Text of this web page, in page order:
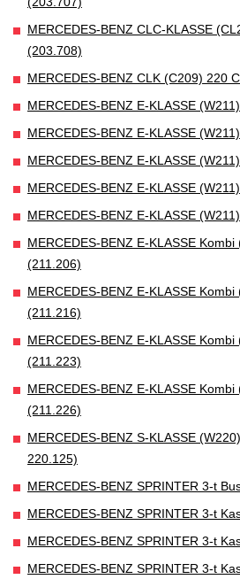
MERCEDES-BENZ CLC-KLASSE
(203.708)
MERCEDES-BENZ CLK (C209) 220
MERCEDES-BENZ E-KLASSE
MERCEDES-BENZ E-KLASSE
MERCEDES-BENZ E-KLASSE
MERCEDES-BENZ E-KLASSE
MERCEDES-BENZ E-KLASSE
MERCEDES-BENZ E-KLASSE
(211.206)
MERCEDES-BENZ E-KLASSE
(211.216)
MERCEDES-BENZ E-KLASSE
(211.223)
MERCEDES-BENZ E-KLASSE
(211.226)
MERCEDES-BENZ S-KLASSE
220.125)
MERCEDES-BENZ SPRINTER 3-t
MERCEDES-BENZ SPRINTER 3-t
MERCEDES-BENZ SPRINTER 3-t
MERCEDES-BENZ SPRINTER 3-t